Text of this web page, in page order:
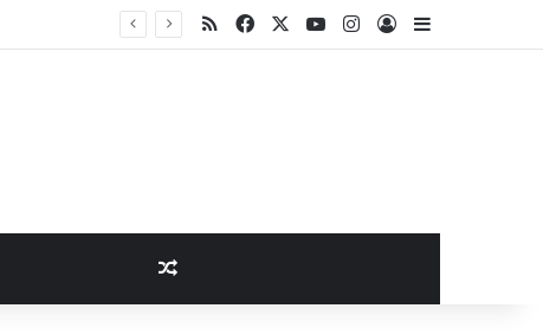
RSSFacebookYouTubeInstagram
Log InSidebar
Random Article